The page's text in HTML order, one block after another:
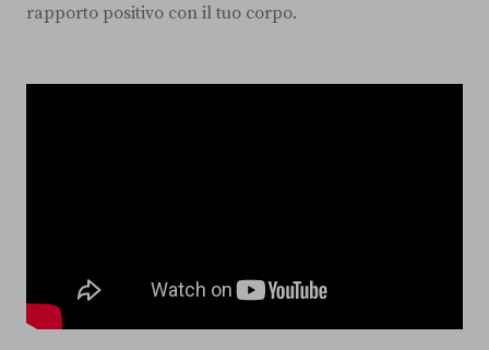
rapporto positivo con il tuo corpo.